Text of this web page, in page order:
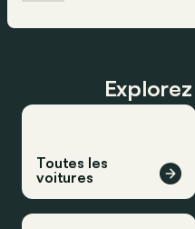
Toutes les
voitures